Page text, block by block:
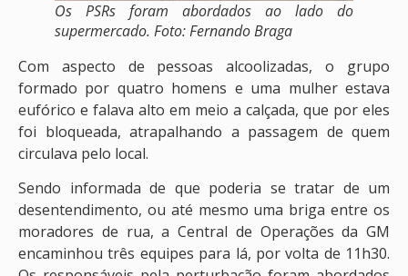
Os PSRs foram abordados ao lado do
supermercado. Foto: Fernando Braga
Com aspecto de pessoas alcoolizadas, o grupo
formado por quatro homens e uma mulher estava
eufórico e falava alto em meio a calçada, que por eles
foi bloqueada, atrapalhando a passagem de quem
circulava pelo local.
Sendo informada de que poderia se tratar de um
desentendimento, ou até mesmo uma briga entre os
moradores de rua, a Central de Operações da GM
encaminhou três equipes para lá, por volta de 11h30.